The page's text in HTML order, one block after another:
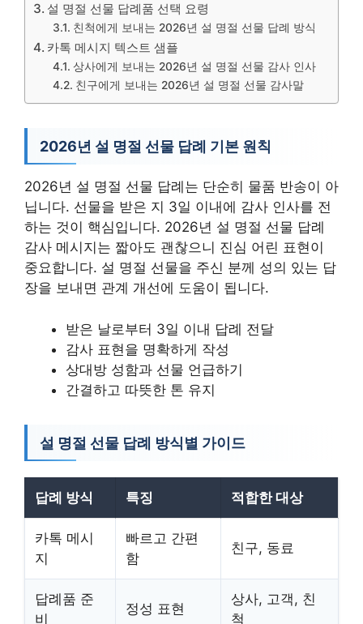
설 명절 선물 답례품 선택 요령
친척에게 보내는 2026년 설 명절 선물 답례 방식
카톡 메시지 텍스트 샘플
상사에게 보내는 2026년 설 명절 선물 감사 인사
친구에게 보내는 2026년 설 명절 선물 감사말
2026년 설 명절 선물 답례 기본 원칙
2026년 설 명절 선물 답례는 단순히 물품 반송이 아
닙니다. 선물을 받은 지 3일 이내에 감사 인사를 전
하는 것이 핵심입니다. 2026년 설 명절 선물 답례
감사 메시지는 짧아도 괜찮으니 진심 어린 표현이
중요합니다. 설 명절 선물을 주신 분께 성의 있는 답
장을 보내면 관계 개선에 도움이 됩니다.
받은 날로부터 3일 이내 답례 전달
감사 표현을 명확하게 작성
상대방 성함과 선물 언급하기
간결하고 따뜻한 톤 유지
설 명절 선물 답례 방식별 가이드
답례 방식 특징 적합한 대상
카톡 메시
지
빠르고 간편
함
친구, 동료
답례품 준
비
정성 표현
상사, 고객, 친
척